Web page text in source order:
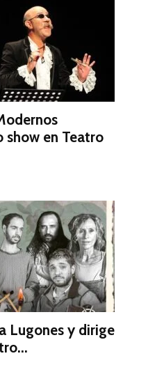
show en Teatro
Lugones y dirige